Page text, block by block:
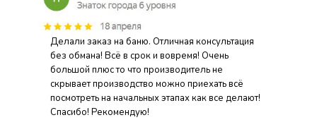
Делали заказ на баню. Отличная консультация
без обмана! Всё в срок и вовремя! Очень
большой плюс то что производитель не
скрывает производство можно приехать всё
посмотреть на начальных этапах как все делают!
Спасибо! Рекомендую!